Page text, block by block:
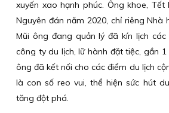
xuyến xao hạnh phúc. Ông khoe,
Nguyên đán năm 2020, chỉ riêng
Mũi ông đang quản lý đã kín lịch
công ty du lịch, lữ hành đặt tiệc, gần
ông đã kết nối cho các điểm du lịch
là con số reo vui, thể hiện sức hút
tăng đột phá.